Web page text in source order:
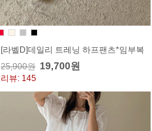
[라벨D]데일리 트레닝 하프팬츠*임부복
25,900원 19,700원
리뷰: 145